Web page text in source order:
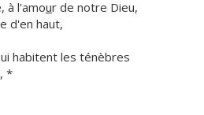
à l'amour de notre Dieu,
d'en haut,
habitent les ténèbres
*